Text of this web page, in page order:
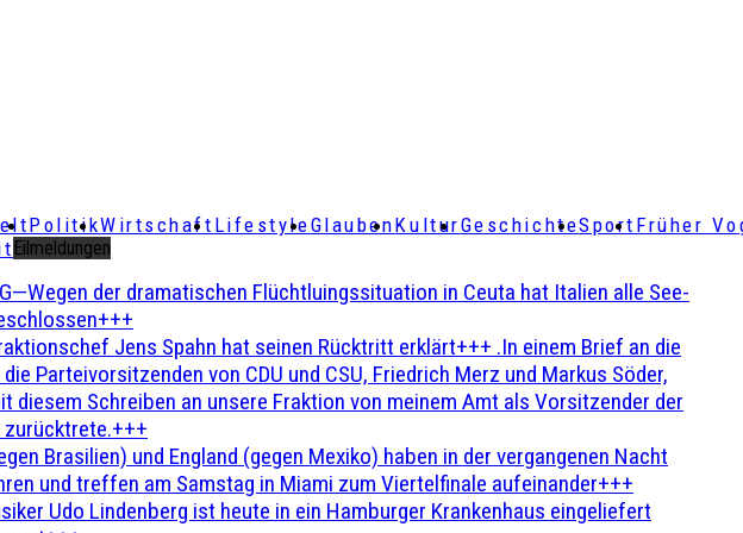
PolitikWirtschaft LifestyleGlaubenKulturGeschichteSport Früher
Eilmeldungen
der dramatischen Flüchtluingssituation in Ceuta hat Italien alle See-
Jens Spahn hat seinen Rücktritt erklärt+++ .In einem Brief an die
Parteivorsitzenden von CDU und CSU, Friedrich Merz und Markus Söder,
diesem Schreiben an unsere Fraktion von meinem Amt als Vorsitzender der
Brasilien) und England (gegen Mexiko) haben in der vergangenen Nacht
und treffen am Samstag in Miami zum Viertelfinale aufeinander+++
Udo Lindenberg ist heute in ein Hamburger Krankenhaus eingeliefert